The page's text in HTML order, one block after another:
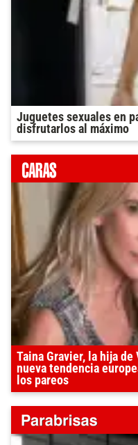
Juguetes sexuales en
disfrutarlos al máximo
Taina Gravier, la hija de
nueva tendencia
los pareos